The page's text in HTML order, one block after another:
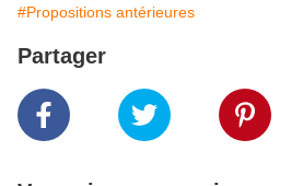
#Propositions antérieures
Partager